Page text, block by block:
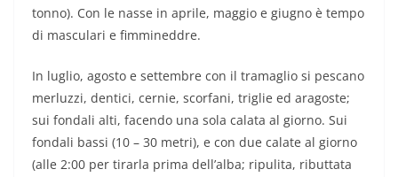
tonno). Con le nasse in aprile, maggio e giugno è tempo
di masculari e fimmineddre.
In luglio, agosto e settembre con il tramaglio si pescano
merluzzi, dentici, cernie, scorfani, triglie ed aragoste;
sui fondali alti, facendo una sola calata al giorno. Sui
fondali bassi (10 – 30 metri), e con due calate al giorno
(alle 2:00 per tirarla prima dell’alba; ripulita, ributtata